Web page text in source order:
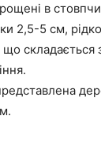
в
2,5-5 см,
складається